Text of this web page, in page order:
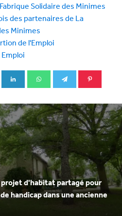
Solidaire des Minimes
des partenaires de La
Minimes
de l'Emploi
projet d'habitat partagé pour
handicap dans une ancienne